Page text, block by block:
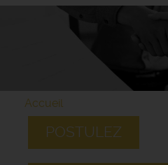
Accueil
POSTULEZ